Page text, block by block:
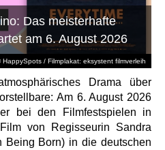
HappySpots / Filmplakat: eksystent filmverleih
Das meisterhafte
am 6. August 2026
Drama über
Am 6. August 2026
bei den Filmfestspielen in
von Regisseurin Sandra
Being Born) in die deutschen